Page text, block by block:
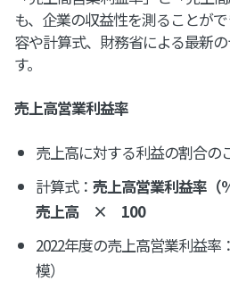
も、企業の収益性を測ることが
容や計算式、財務省による最新
す。
売上高営業利益率
売上高に対する利益の割合の
計算式： 売上高営業利益率
売上高 × 100
2022年度の売上高営業利益率
模）